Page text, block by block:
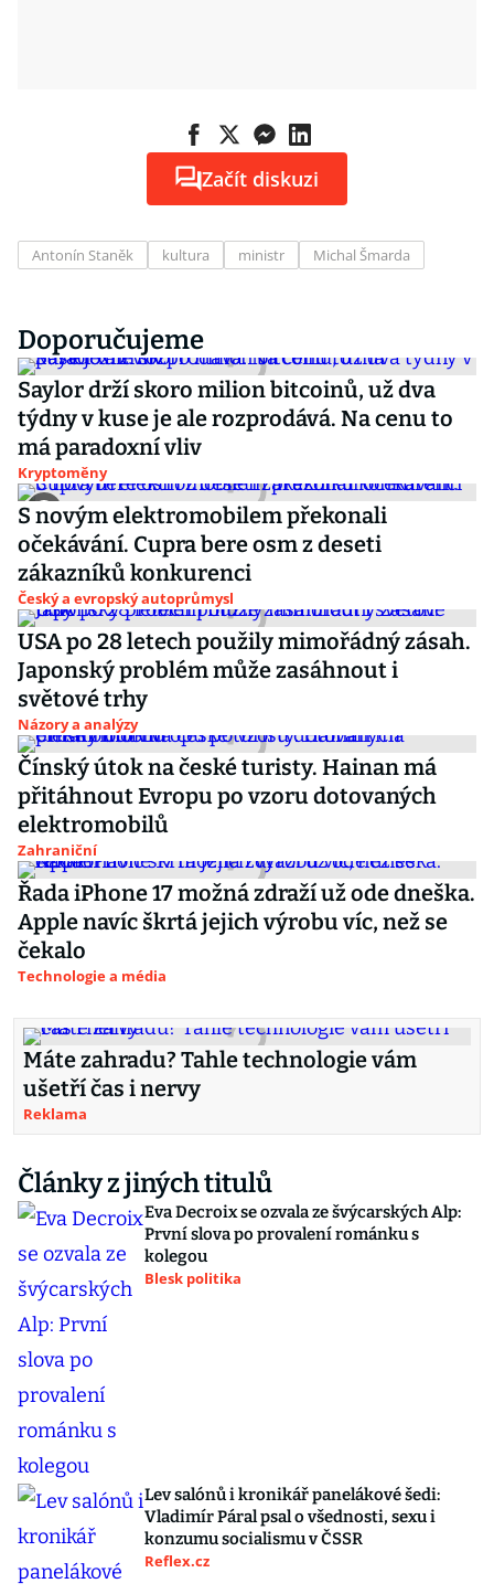
Začít diskuzi
Antonín Staněk kultura ministr Michal Šmarda
Doporučujeme
Saylor drží skoro milion bitcoinů, už dva
týdny v kuse je ale rozprodává. Na cenu to
má paradoxní vliv
Kryptoměny
S novým elektromobilem překonali
očekávání. Cupra bere osm z deseti
zákazníků konkurenci
Český a evropský autoprůmysl
USA po 28 letech použily mimořádný zásah.
Japonský problém může zasáhnout i
světové trhy
Názory a analýzy
Čínský útok na české turisty. Hainan má
přitáhnout Evropu po vzoru dotovaných
elektromobilů
Zahraniční
Řada iPhone 17 možná zdraží už ode dneška.
Apple navíc škrtá jejich výrobu víc, než se
čekalo
Technologie a média
Máte zahradu? Tahle technologie vám
ušetří čas i nervy
Reklama
Články z jiných titulů
Eva Decroix se ozvala ze švýcarských Alp:
První slova po provalení románku s
kolegou
Blesk politika
Lev salónů i kronikář panelákové šedi:
Vladimír Páral psal o všednosti, sexu i
konzumu socialismu v ČSSR
Reflex.cz